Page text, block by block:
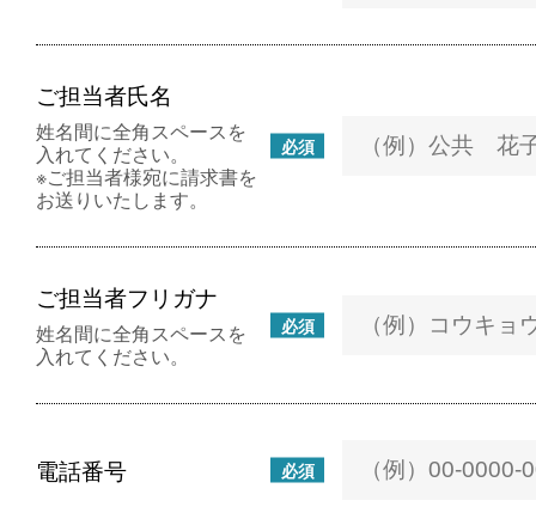
ご担当者氏名
必須
姓名間に全角スペースを
入れてください。
※ご担当者様宛に請求書を
お送りいたします。
ご担当者フリガナ
必須
姓名間に全角スペースを
入れてください。
電話番号 必須